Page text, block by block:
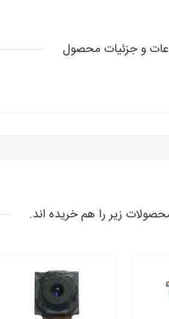
و جزئیات محصول
زیر را هم خریده اند.